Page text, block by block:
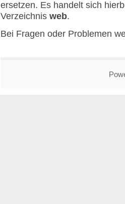
ersetzen. Es handelt sich
Verzeichnis web.
Bei Fragen oder Problemen